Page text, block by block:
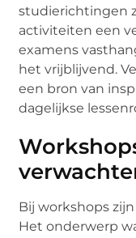
studierichtingen
activiteiten een
examens
het vrijblijvend.
een bron van
dagelijkse
Bij workshops
Het onderwerp